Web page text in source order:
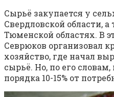
Сырьё закупается у
Свердловской области,
Тюменской областях. В
Севрюков организовал
хозяйство, где начал
сырьё. Но, по его
порядка 10-15% от